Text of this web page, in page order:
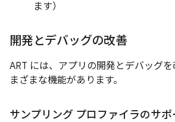
ます）
開発とデバッグの改善
ART には、アプリの開発とデバッグ
まざまな機能があります。
サンプリング プロファイラのサポ